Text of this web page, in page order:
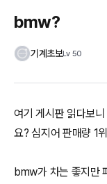
bmw?
기계초보Lv 50
여기 게시판 읽다보
요? 심지어 판매량 1
bmw가 차는 좋지만